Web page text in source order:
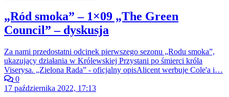
„Ród smoka” – 1×09 „The Green
Council” – dyskusja
Za nami przedostatni odcinek pierwszego sezonu „Rodu smoka”,
ukazujący działania w Królewskiej Przystani po śmierci króla
Viserysa. „Zielona Rada” - oficjalny opisAlicent werbuje Cole'a i…
0
17 października 2022, 17:13